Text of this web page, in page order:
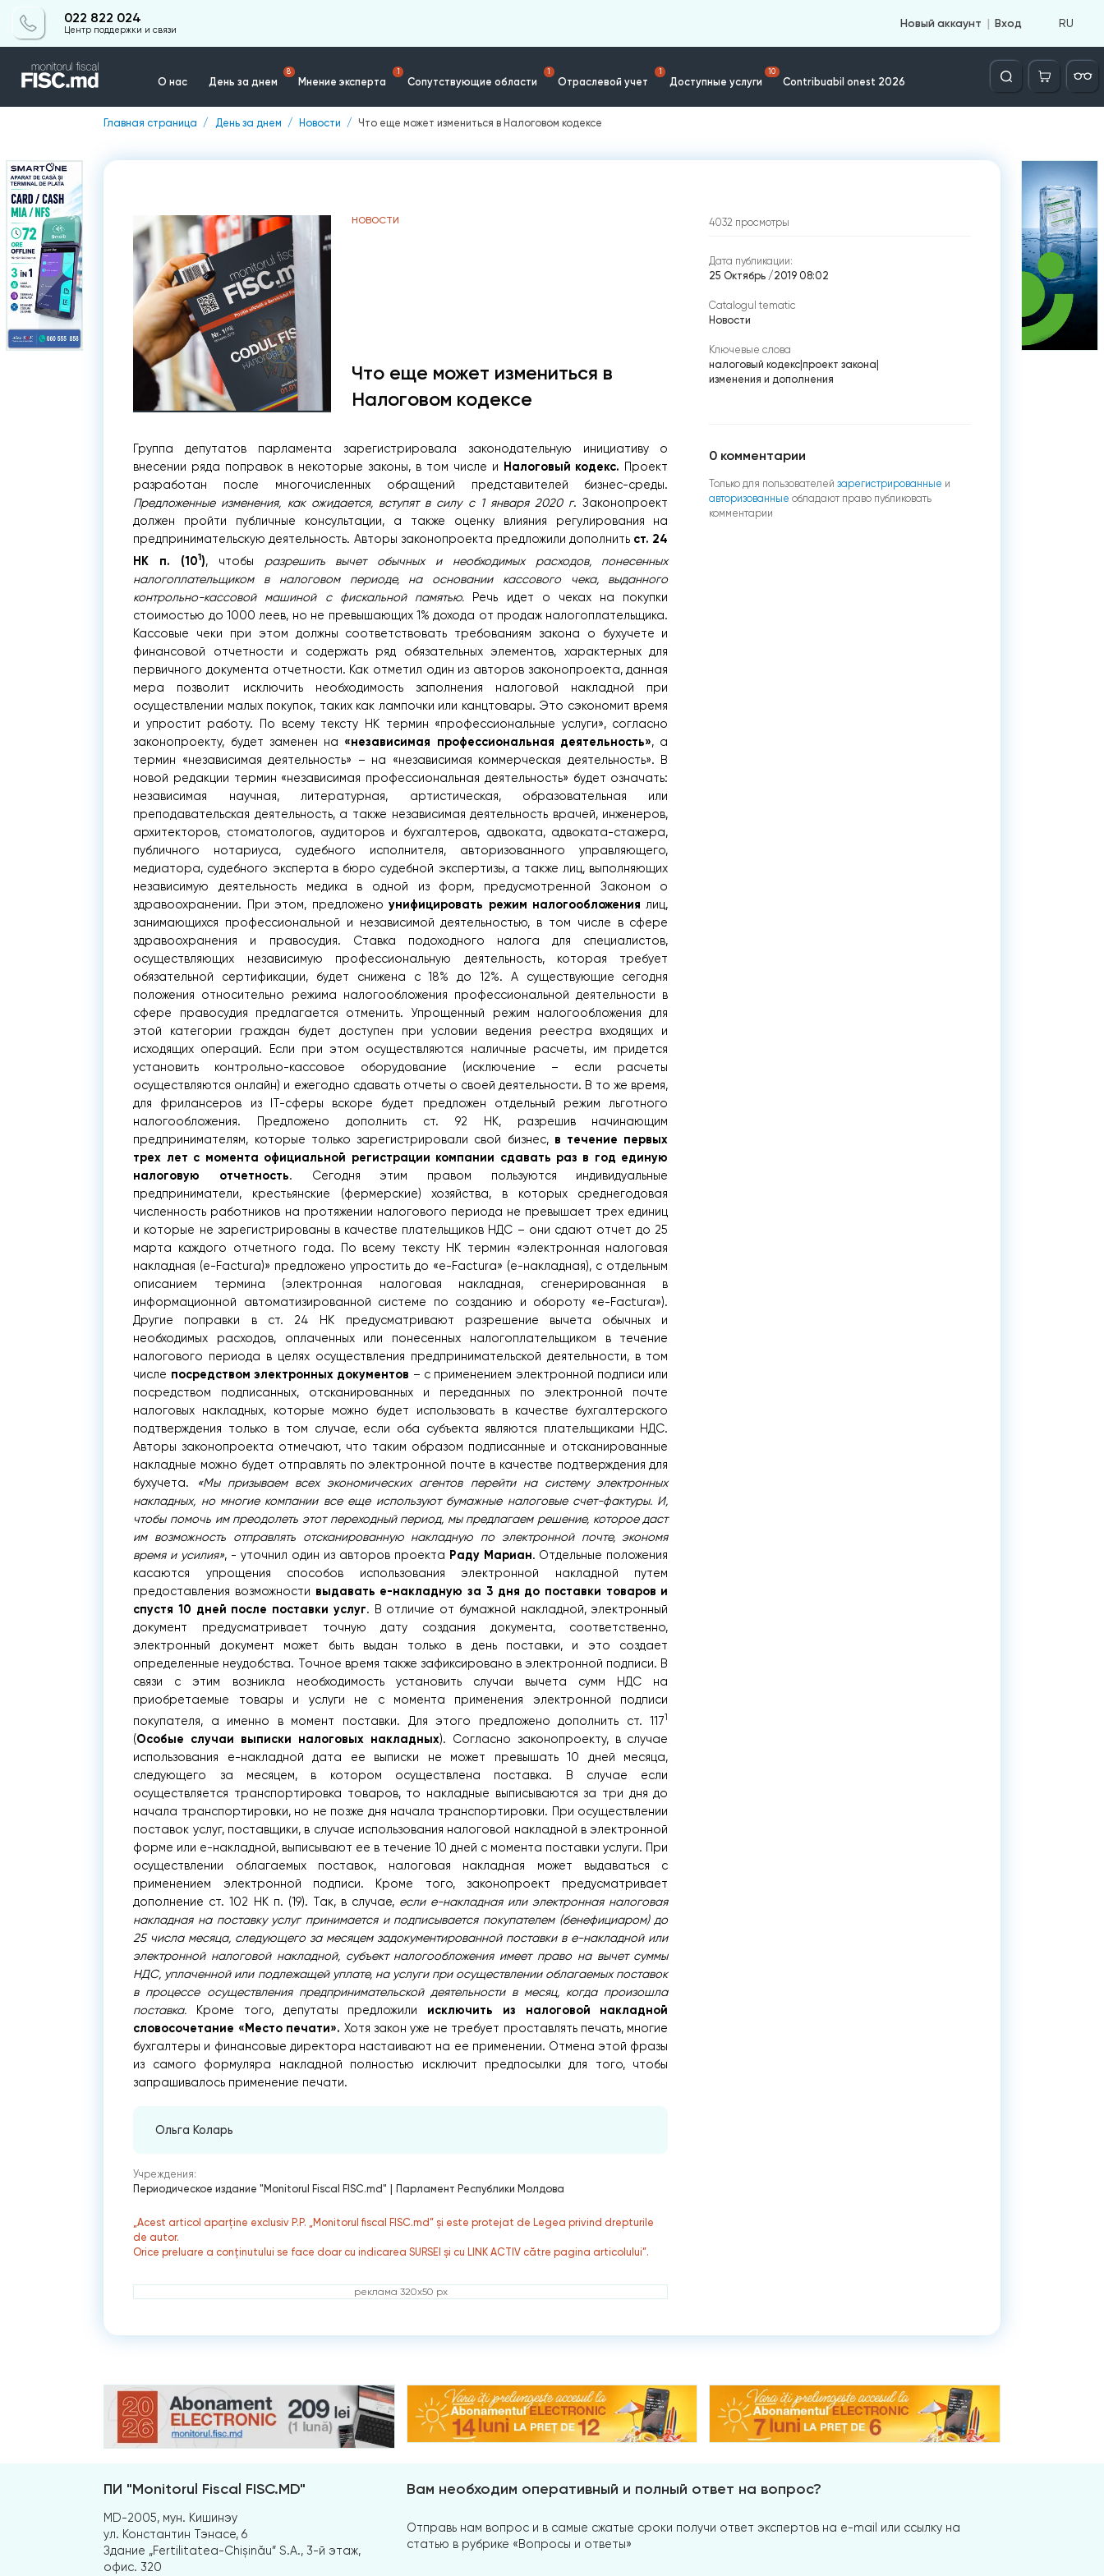
022 822 024
Центр поддержки и связи
Новый аккаунт Вход RU
О нас День за днем
8
Мнение эксперта
1
Сопутствующие области
1
Отраслевой учет
1
Доступные услуги
10
Contribuabil onest 2026
Căutare
Главная страница День за днем Новости Что еще может измениться в Налоговом кодексе
НОВОСТИ
Что еще может измениться в
Налоговом кодексе
Группа депутатов парламента зарегистрировала законодательную инициативу о
внесении ряда поправок в некоторые законы, в том числе и Налоговый кодекс. Проект
разработан после многочисленных обращений представителей бизнес-среды.
Предложенные изменения, как ожидается, вступят в силу с 1 января 2020 г. Законопроект
должен пройти публичные консультации, а также оценку влияния регулирования на
предпринимательскую деятельность. Авторы законопроекта предложили дополнить ст. 24
НК п. (101), чтобы разрешить вычет обычных и необходимых расходов, понесенных
налогоплательщиком в налоговом периоде, на основании кассового чека, выданного
контрольно-кассовой машиной с фискальной памятью.
Речь идет о чеках на покупки
стоимостью до 1000 леев, но не превышающих 1% дохода от продаж налогоплательщика.
Кассовые чеки при этом должны соответствовать требованиям закона о бухучете и
финансовой отчетности и содержать ряд обязательных элементов, характерных для
первичного документа отчетности. Как отметил один из авторов законопроекта, данная
мера позволит исключить необходимость заполнения налоговой накладной при
осуществлении малых покупок, таких как лампочки или канцтовары. Это сэкономит время
и упростит работу. По всему тексту НК термин «профессиональные услуги», согласно
законопроекту, будет заменен на «независимая профессиональная деятельность», а
термин «независимая деятельность» – на «независимая коммерческая деятельность». В
новой редакции термин «независимая профессиональная деятельность» будет означать:
независимая научная, литературная, артистическая, образовательная или
преподавательская деятельность, а также независимая деятельность врачей, инженеров,
архитекторов, стоматологов, аудиторов и бухгалтеров, адвоката, адвоката-стажера,
публичного нотариуса, судебного исполнителя, авторизованного управляющего,
медиатора, судебного эксперта в бюро судебной экспертизы, а также лиц, выполняющих
независимую деятельность медика в одной из форм, предусмотренной Законом о
здравоохранении. При этом, предложеноунифицировать режим налогообложения лиц,
занимающихся профессиональной и независимой деятельностью, в том числе в сфере
здравоохранения и правосудия. Ставка подоходного налога для специалистов,
осуществляющих независимую профессиональную деятельность, которая требует
обязательной сертификации, будет снижена с 18% до 12%. А существующие сегодня
положения относительно режима налогообложения профессиональной деятельности в
сфере правосудия предлагается отменить. Упрощенный режим налогообложения для
этой категории граждан будет доступен при условии ведения реестра входящих и
исходящих операций. Если при этом осуществляются наличные расчеты, им придется
установить контрольно-кассовое оборудование (исключение – если расчеты
осуществляются онлайн) и ежегодно сдавать отчеты о своей деятельности. В то же время,
для фрилансеров из IT-сферы вскоре будет предложен отдельный режим льготного
налогообложения. Предложено дополнить ст. 92 НК, разрешив начинающим
предпринимателям, которые только зарегистрировали свой бизнес, в течение первых
трех лет с момента официальной регистрации компании сдавать раз в год единую
налоговую отчетность. Сегодня этим правом пользуются индивидуальные
предприниматели, крестьянские (фермерские) хозяйства, в которых среднегодовая
численность работников на протяжении налогового периода не превышает трех единиц
и которые не зарегистрированы в качестве плательщиков НДС – они сдают отчет до 25
марта каждого отчетного года. По всему тексту НК термин «электронная налоговая
накладная (е-Factura)» предложено упростить до «е-Factura» (е-накладная), с отдельным
описанием термина (электронная налоговая накладная, сгенерированная в
информационной автоматизированной системе по созданию и обороту «e-Factura»).
Другие поправки в ст. 24 НК предусматривают разрешение вычета обычных и
необходимых расходов, оплаченных или понесенных налогоплательщиком в течение
налогового периода в целях осуществления предпринимательской деятельности, в том
числе посредством электронных документов – с применением электронной подписи или
посредством подписанных, отсканированных и переданных по электронной почте
налоговых накладных, которые можно будет использовать в качестве бухгалтерского
подтверждения только в том случае, если оба субъекта являются плательщиками НДС.
Авторы законопроекта отмечают, что таким образом подписанные и отсканированные
накладные можно будет отправлять по электронной почте в качестве подтверждения для
бухучета.
«Мы призываем всех экономических агентов перейти на систему электронных
накладных, но многие компании все еще используют бумажные налоговые счет-фактуры. И,
чтобы помочь им преодолеть этот переходный период, мы предлагаем решение, которое даст
им возможность отправлять отсканированную накладную по электронной почте, экономя
время и усилия», - уточнил один из авторов проекта Раду Мариан. Отдельные положения
касаются упрощения способов использования электронной накладной путем
предоставления возможности выдавать е-накладную за 3 дня до поставки товаров и
спустя 10 дней после поставки услуг. В отличие от бумажной накладной, электронный
документ предусматривает точную дату создания документа, соответственно,
электронный документ может быть выдан только в день поставки, и это создает
определенные неудобства. Точное время также зафиксировано в электронной подписи. В
связи с этим возникла необходимость установить случаи вычета сумм НДС на
приобретаемые товары и услуги не с момента применения электронной подписи
покупателя, а именно в момент поставки. Для этого предложено дополнить ст. 1171
(Особые случаи выписки налоговых накладных). Согласно законопроекту, в случае
использования е-накладной дата ее выписки не может превышать 10 дней месяца,
следующего за месяцем, в котором осуществлена поставка. В случае если
осуществляется транспортировка товаров, то накладные выписываются за три дня до
начала транспортировки, но не позже дня начала транспортировки. При осуществлении
поставок услуг, поставщики, в случае использования налоговой накладной в электронной
форме или е-накладной, выписывают ее в течение 10 дней с момента поставки услуги. При
осуществлении облагаемых поставок, налоговая накладная может выдаваться с
применением электронной подписи. Кроме того, законопроект предусматривает
дополнение ст. 102 НК п. (19). Так, в случае, если e-накладная или электронная налоговая
накладная на поставку услуг принимается и подписывается покупателем (бенефициаром) до
25 числа месяца, следующего за месяцем задокументированной поставки в e-накладной или
электронной налоговой накладной, субъект налогообложения имеет право на вычет суммы
НДС, уплаченной или подлежащей уплате, на услуги при осуществлении облагаемых поставок
в процессе осуществления предпринимательской деятельности в месяц, когда произошла
поставка. Кроме того, депутаты предложили исключить из налоговой накладной
словосочетание «Место печати». Хотя закон уже не требует проставлять печать, многие
бухгалтеры и финансовые директора настаивают на ее применении. Отмена этой фразы
из самого формуляра накладной полностью исключит предпосылки для того, чтобы
запрашивалось применение печати.
Ольга Коларь
Учреждения:
Периодическое издание "Monitorul Fiscal FISC.md"
Парламент Республики Молдова
„Acest articol aparține exclusiv P.P. „Monitorul fiscal FISC.md” și este protejat de Legea privind drepturile
de autor.
Orice preluare a conținutului se face doar cu indicarea SURSEI și cu LINK ACTIV către pagina articolului”.
реклама 320x50 px
4032 просмотры
Дата публикации:
25 Октябрь /2019 08:02
Catalogul tematic
Новости
Ключевые слова
налоговый кодекс| проект закона
изменения и дополнения
0 комментарии
Только для пользователей зарегистрированные и
авторизованные обладают право публиковать
комментарии
ПИ "Monitorul Fiscal FISC.MD"
MD-2005, мун. Кишинэу
ул. Константин Тэнасе, 6
Здание „Fertilitatea-Chișinău” S.A., 3-й этаж,
офис. 320
Вам необходим оперативный и полный ответ на вопрос?
Отправь нам вопрос и в самые сжатые сроки получи ответ экспертов на e-mail или ссылку на
статью в рубрике «Вопросы и ответы»